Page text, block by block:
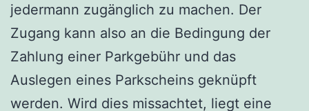
jedermann zugänglich zu machen. Der
Zugang kann also an die Bedingung der
Zahlung einer Parkgebühr und das
Auslegen eines Parkscheins geknüpft
werden. Wird dies missachtet, liegt eine